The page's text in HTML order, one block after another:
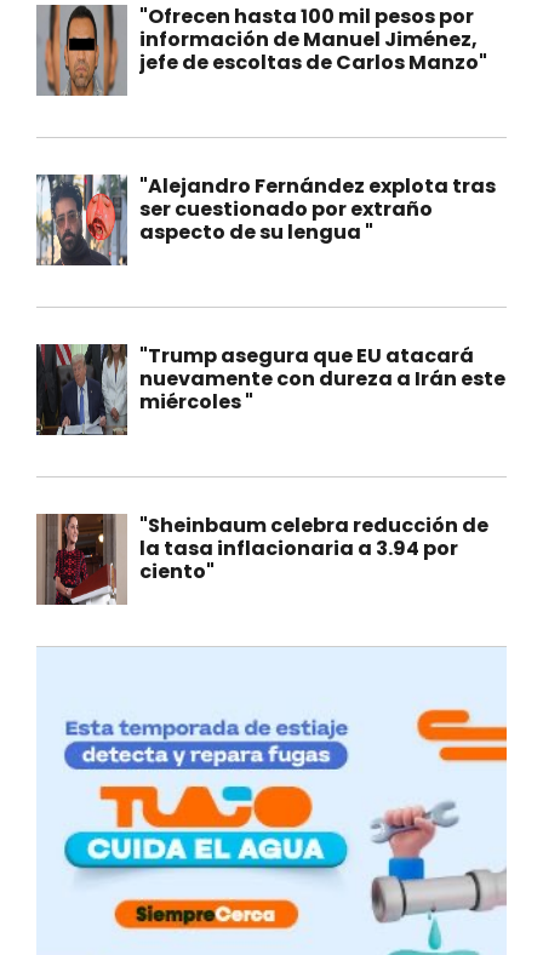
"Ofrecen hasta 100 mil pesos por
información de Manuel Jiménez,
jefe de escoltas de Carlos Manzo"
"Alejandro Fernández explota tras
ser cuestionado por extraño
aspecto de su lengua "
"Trump asegura que EU atacará
nuevamente con dureza a Irán este
miércoles "
"Sheinbaum celebra reducción de
la tasa inflacionaria a 3.94 por
ciento"